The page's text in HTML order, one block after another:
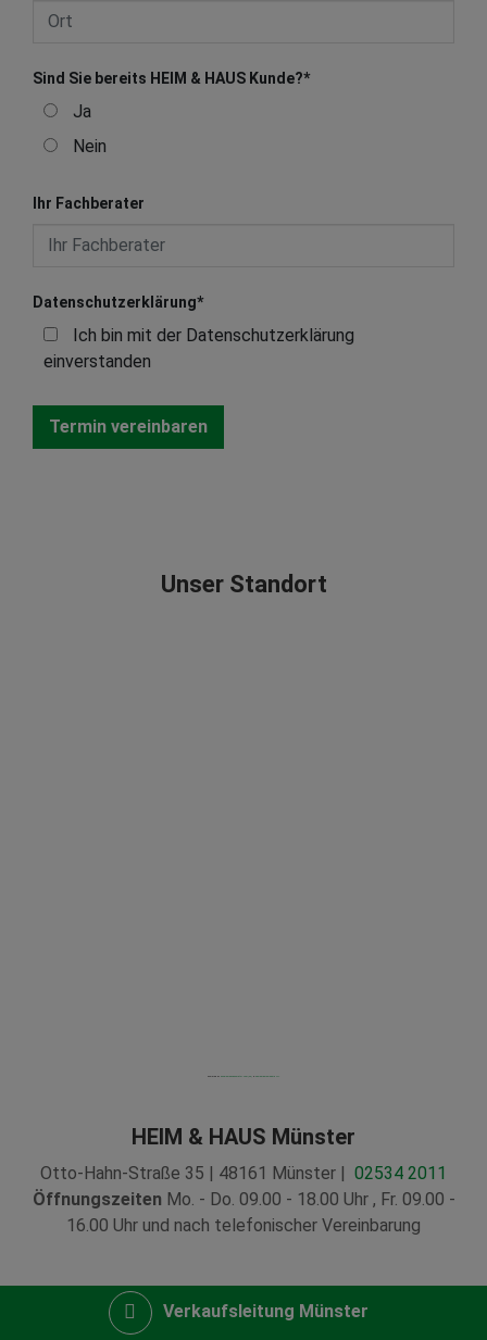
Sind Sie bereits HEIM & HAUS Kunde?*
Ja
Nein
Ihr Fachberater
Datenschutzerklärung*
einverstanden
Unser Standort
HEIM & HAUS Münster
Otto-Hahn-Straße 35 | 48161 Münster | 02534 2011
Öffnungszeiten Mo. - Do. 09.00 - 18.00 Uhr , Fr. 09.00 -
16.00 Uhr und nach telefonischer Vereinbarung
Verkaufsleitung Münster